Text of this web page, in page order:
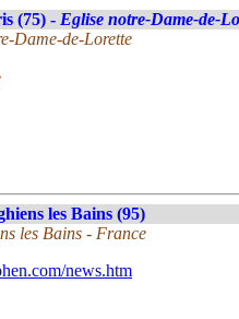
(75) - Eglise notre-Dame-de-
Dame-de-Lorette
les Bains (95)
les Bains - France
news.htm